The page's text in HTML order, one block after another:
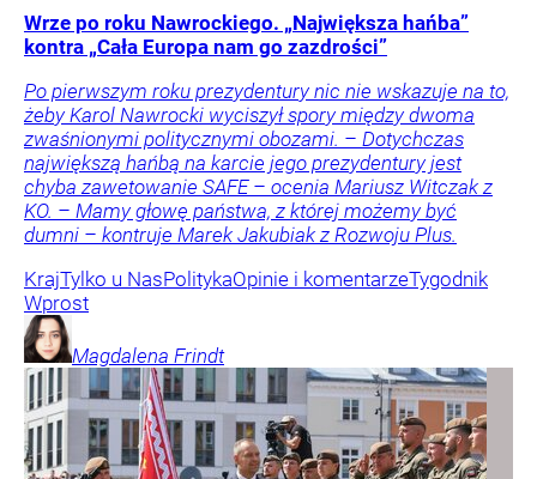
Wrze po roku Nawrockiego. „Największa hańba”
kontra „Cała Europa nam go zazdrości”
Po pierwszym roku prezydentury nic nie wskazuje na to,
żeby Karol Nawrocki wyciszył spory między dwoma
zwaśnionymi politycznymi obozami. – Dotychczas
największą hańbą na karcie jego prezydentury jest
chyba zawetowanie SAFE – ocenia Mariusz Witczak z
KO. – Mamy głowę państwa, z której możemy być
dumni – kontruje Marek Jakubiak z Rozwoju Plus.
KrajTylko u NasPolitykaOpinie i komentarzeTygodnik
Wprost
Magdalena Frindt